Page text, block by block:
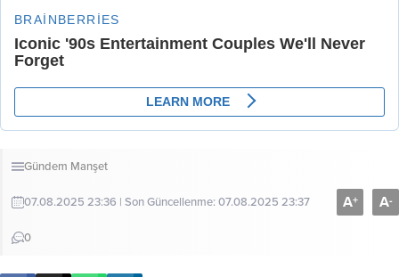
Gündem Manşet
07.08.2025 23:36 | Son Güncellenme: 07.08.2025 23:37
0
A+ A-